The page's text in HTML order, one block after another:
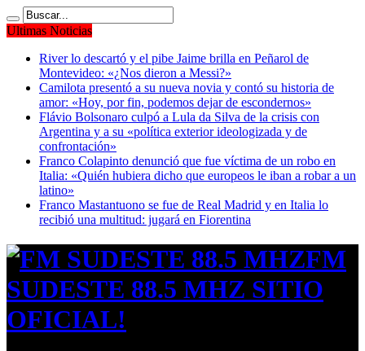
Ultimas Noticias
River lo descartó y el pibe Jaime brilla en Peñarol de
Montevideo: «¿Nos dieron a Messi?»
Camilota presentó a su nueva novia y contó su historia de
amor: «Hoy, por fin, podemos dejar de escondernos»
Flávio Bolsonaro culpó a Lula da Silva de la crisis con
Argentina y a su «política exterior ideologizada y de
confrontación»
Franco Colapinto denunció que fue víctima de un robo en
Italia: «Quién hubiera dicho que europeos le iban a robar a un
latino»
Franco Mastantuono se fue de Real Madrid y en Italia lo
recibió una multitud: jugará en Fiorentina
FM
SUDESTE 88.5 MHZ SITIO
OFICIAL!